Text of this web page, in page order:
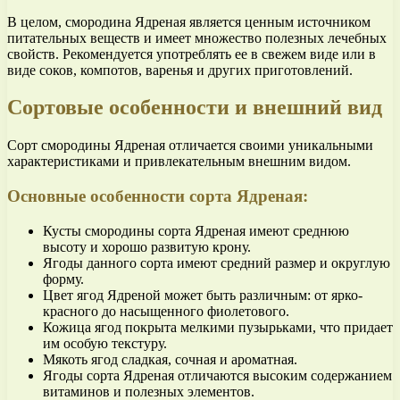
В целом, смородина Ядреная является ценным источником
питательных веществ и имеет множество полезных лечебных
свойств. Рекомендуется употреблять ее в свежем виде или в
виде соков, компотов, варенья и других приготовлений.
Сортовые особенности и внешний вид
Сорт смородины Ядреная отличается своими уникальными
характеристиками и привлекательным внешним видом.
Основные особенности сорта Ядреная:
Кусты смородины сорта Ядреная имеют среднюю
высоту и хорошо развитую крону.
Ягоды данного сорта имеют средний размер и округлую
форму.
Цвет ягод Ядреной может быть различным: от ярко-
красного до насыщенного фиолетового.
Кожица ягод покрыта мелкими пузырьками, что придает
им особую текстуру.
Мякоть ягод сладкая, сочная и ароматная.
Ягоды сорта Ядреная отличаются высоким содержанием
витаминов и полезных элементов.